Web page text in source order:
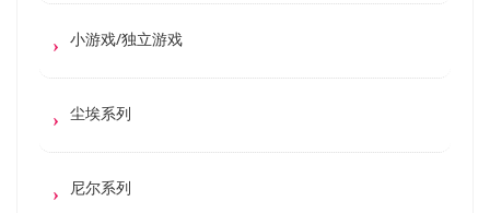
小游戏/独立游戏
尘埃系列
尼尔系列